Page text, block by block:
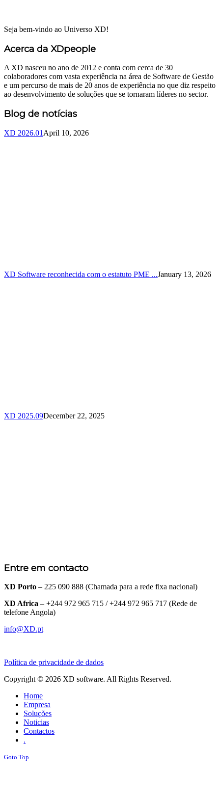
Seja bem-vindo ao Universo XD!
Acerca da XDpeople
A XD nasceu no ano de 2012 e conta com cerca de 30
colaboradores com vasta experiência na área de Software de Gestão
e um percurso de mais de 20 anos de experiência no que diz respeito
ao desenvolvimento de soluções que se tornaram líderes no sector.
Blog de notícias
XD 2026.01 April 10, 2026
XD Software reconhecida com o estatuto PME ...January 13, 2026
XD 2025.09December 22, 2025
Entre em contacto
XD Porto – 225 090 888 (Chamada para a rede fixa nacional)
XD Africa – +244 972 965 715 / +244 972 965 717 (Rede de
telefone Angola)
info@XD.pt
Política de privacidade de dados
Copyright © 2026 XD software. All Rights Reserved.
Home
Empresa
Soluções
Noticias
Contactos
.
Goto Top